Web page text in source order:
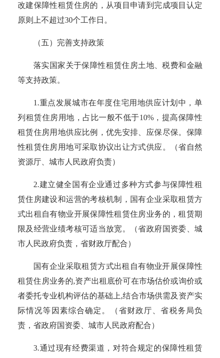
改建保障性租赁住房的，从项目申请到完成项目认定
原则上不超过30个工作日。
（五）完善支持政策
落实国家关于保障性租赁住房土地、税费和金融
等支持政策。
1.重点发展城市在年度住宅用地供应计划中，单
列租赁住房用地， 占比一般不低于10%，提高保障性
租赁住房用地供应比例，优先安排、应保尽保。保障
性租赁住房用地可采取协议出让方式供应。
（省自然
资源厅、城市人民政府负责）
2.建立健全国有企业通过多种方式参与保障性租
赁住房建设和运营的考核机制，国有企业采取租赁方
式出租自有物业开展保障性租赁住房业务的，租赁期
限及经营业绩考核可适当放宽。
（省政府国资委、城
市人民政府负责，省财政厅配合）
国有企业采取租赁方式出租自有物业开展保障性
租赁住房业务的,资产出租底价可在市场估价或询价或
者委托专业机构评估的基础上,结合市场供需及资产实
际情况等因素综合确定。
（省财政厅、省税务局负
责，省政府国资委、城市人民政府配合）
3.通过现有经费渠道，对符合规定的保障性租赁